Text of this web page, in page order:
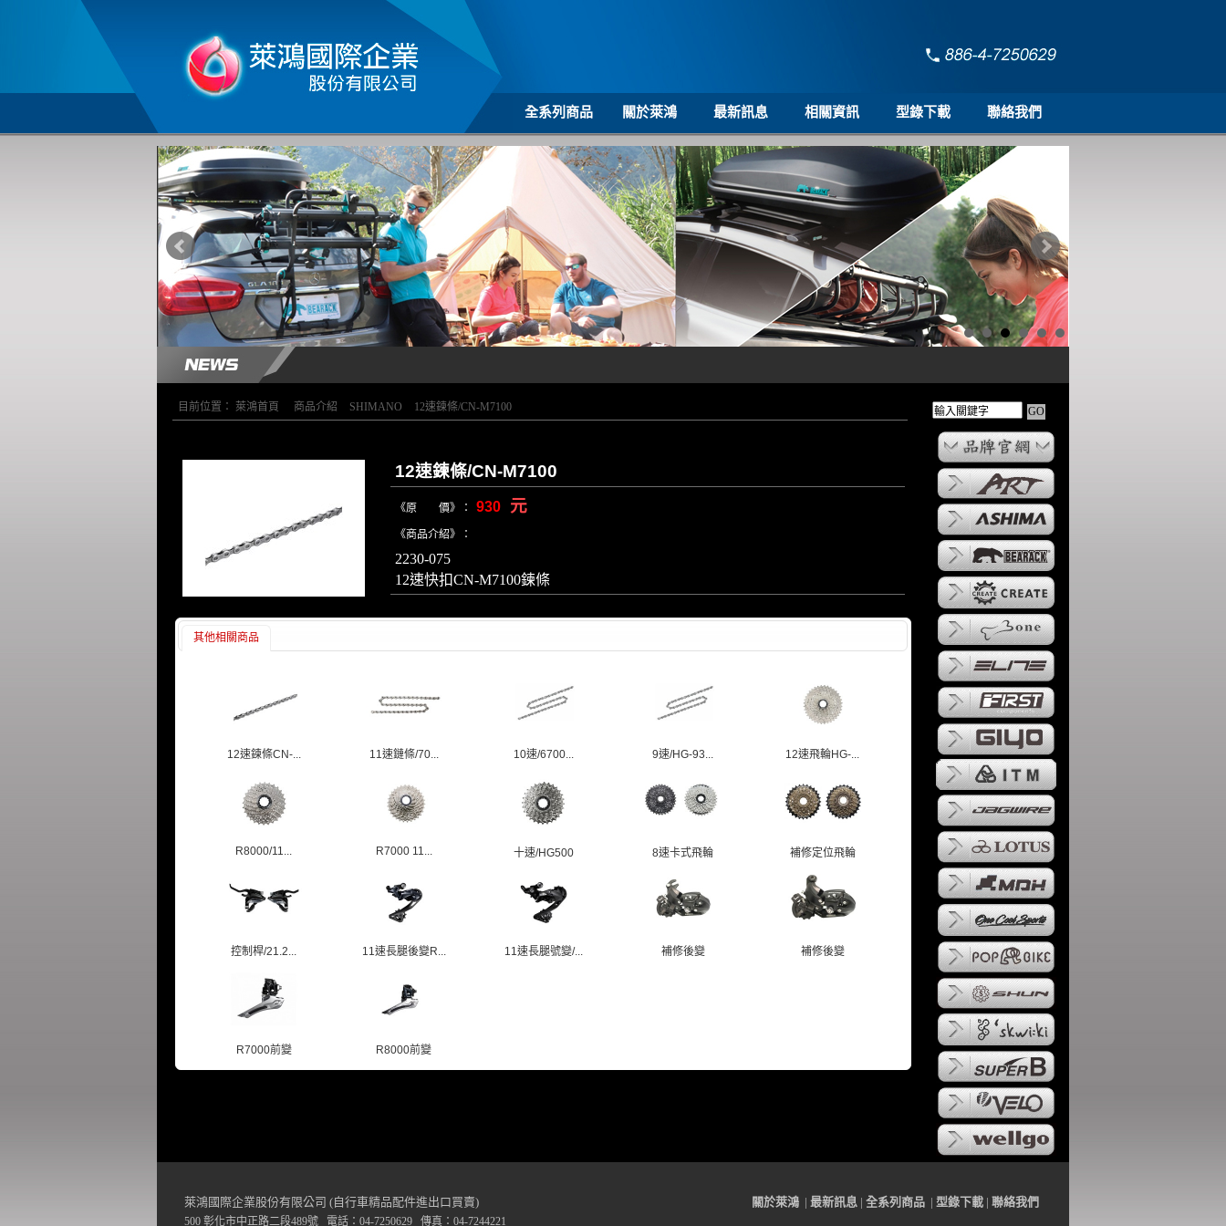
全系列商品 關於萊鴻 最新訊息 相關資訊 型錄下載 聯絡我們
目前位置： 萊鴻首頁 商品介紹 SHIMANO 12速鍊條/CN-M7100
12速鍊條/CN-M7100
《原 價》： 930 元
《商品介紹》：
2230-075
12速快扣CN-M7100鍊條
其他相關商品
12速鍊條CN-... 11速鏈條/70... 10速/6700... 9速/HG-93... 12速飛輪HG-...
R8000/11... R7000 11... 十速/HG500 8速卡式飛輪 補修定位飛輪
控制桿/21.2... 11速長腿後變R... 11速長腿號變/... 補修後變 補修後變
R7000前變 R8000前變
萊鴻國際企業股份有限公司 (自行車精品配件進出口買賣) 關於萊鴻 | 最新訊息 | 全系列 商品 | 型錄下載 | 聯絡我們
500 彰化市中正路二段489號 電話：04-7250629 傳真：04-7244221